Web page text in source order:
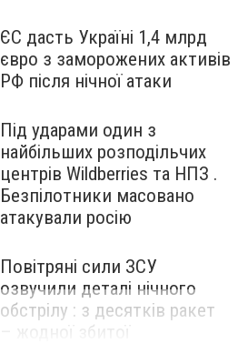
ЄС дасть Україні 1,4 млрд
євро з заморожених активів
РФ після нічної атаки
Під ударами один з
найбільших розподільчих
центрів Wildberries та НПЗ .
Безпілотники масовано
атакували росію
Повітряні сили ЗСУ
озвучили деталі нічного
обстрілу : з десятків ракет
– жодної збитої